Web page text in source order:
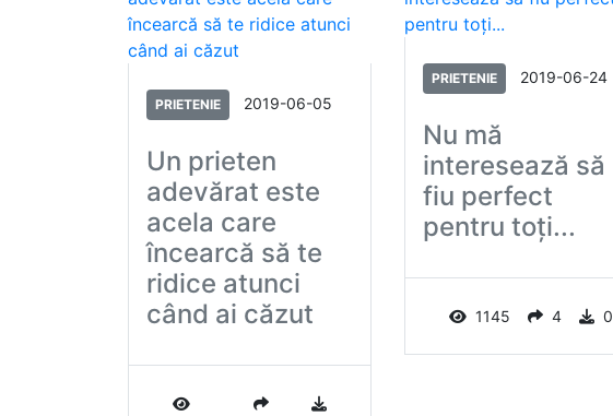
PRIETENIE 2019-06-05
Un prieten
adevărat este
acela care
încearcă să te
ridice atunci
când ai căzut
PRIETENIE 2019-06-24
Nu mă
interesează să
fiu perfect
pentru toți...
1145 4 0